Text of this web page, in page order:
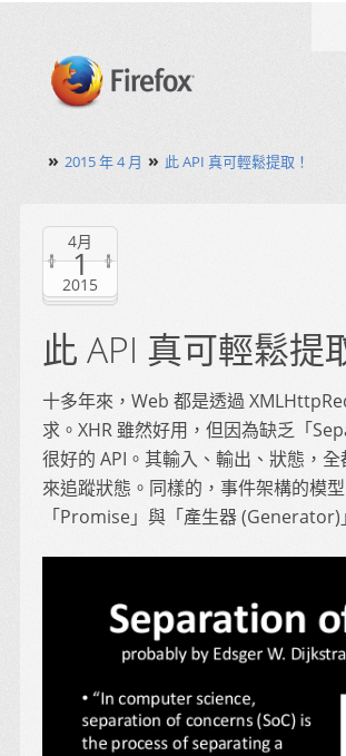
» 2015 年 4 月 » 此 API 真可輕鬆提取！
4月
1
2015
此 API 真可輕鬆提
十多年來，Web 都是透過
求。XHR 雖然好用，但因為缺乏「
很好的 API。其輸入、輸出、狀態，
來追蹤狀態。同樣的，事件架構的模
「Promise」與「產生器